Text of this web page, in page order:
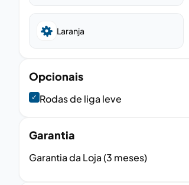
Laranja
Opcionais
✓ Rodas de liga leve
Garantia
Garantia da Loja (3 meses)